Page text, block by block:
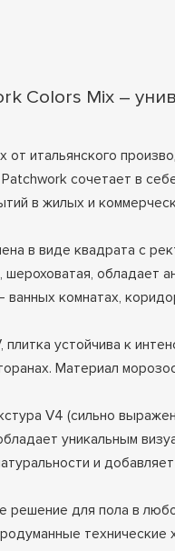
Colors Mix –
от итальянского
сочетает в
в жилых и
в виде квадрата с
обладает
комнатах,
плитка устойчива к
Материал
V4 (сильно
уникальным
и
решение для пола в